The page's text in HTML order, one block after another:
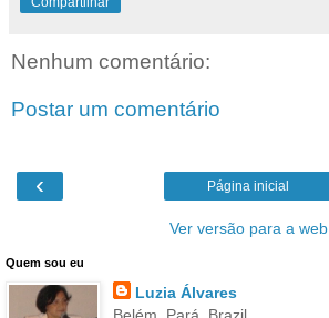
Nenhum comentário:
Postar um comentário
‹ Página inicial
Ver versão para a web
Quem sou eu
Luzia Álvares
Belém, Pará, Brazil